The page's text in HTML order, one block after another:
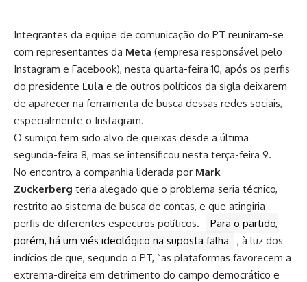
Integrantes da equipe de comunicação do PT reuniram-se
com representantes da Meta (empresa responsável pelo
Instagram e Facebook), nesta quarta-feira 10, após os perfis
do presidente Lula e de outros políticos da sigla deixarem
de aparecer na ferramenta de busca dessas redes sociais,
especialmente o Instagram.
O sumiço tem sido alvo de queixas desde a última
segunda-feira 8, mas se intensificou nesta terça-feira 9.
No encontro, a companhia liderada por Mark
Zuckerberg teria alegado que o problema seria técnico,
restrito ao sistema de busca de contas, e que atingiria
perfis de diferentes espectros políticos.
Para o partido,
porém, há um viés ideológico na suposta falha
, à luz dos
indícios de que, segundo o PT, “as plataformas favorecem a
extrema-direita em detrimento do campo democrático e